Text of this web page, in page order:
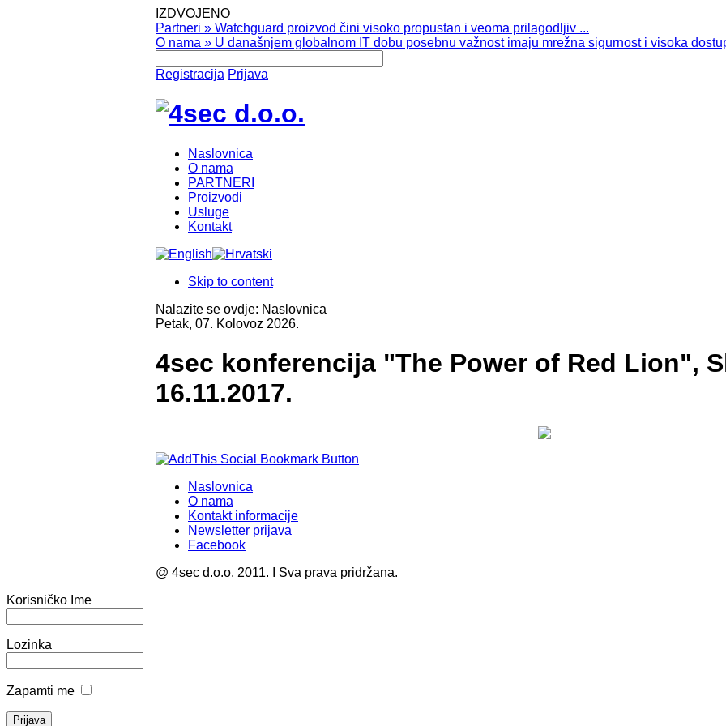
IZDVOJENO
Partneri » Watchguard proizvod čini visoko propustan i veoma prilagodljiv ...
O nama » U današnjem globalnom IT dobu posebnu važnost imaju mrežna sigurnost i visoka
Registracija Prijava
Naslovnica
O nama
PARTNERI
Proizvodi
Usluge
Kontakt
Skip to content
Nalazite se ovdje: Naslovnica
Petak, 07. Kolovoz 2026.
4sec konferencija "The Power of Red Lion",
16.11.2017.
Naslovnica
O nama
Kontakt informacije
Newsletter prijava
Facebook
@ 4sec d.o.o. 2011. I Sva prava pridržana.
Korisničko Ime
Lozinka
Zapamti me